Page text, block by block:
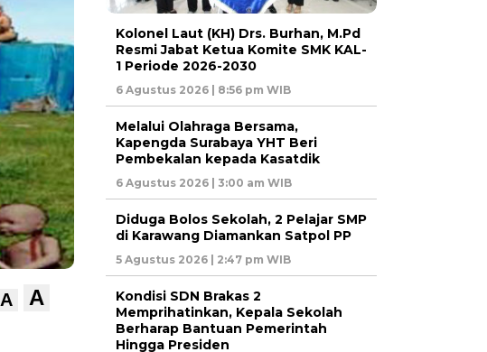
A A
Kolonel Laut (KH) Drs. Burhan, M.Pd
Resmi Jabat Ketua Komite SMK KAL-
1 Periode 2026-2030
6 Agustus 2026 | 8:56 pm WIB
Melalui Olahraga Bersama,
Kapengda Surabaya YHT Beri
Pembekalan kepada Kasatdik
6 Agustus 2026 | 3:00 am WIB
Diduga Bolos Sekolah, 2 Pelajar SMP
di Karawang Diamankan Satpol PP
5 Agustus 2026 | 2:47 pm WIB
Kondisi SDN Brakas 2
Memprihatinkan, Kepala Sekolah
Berharap Bantuan Pemerintah
Hingga Presiden